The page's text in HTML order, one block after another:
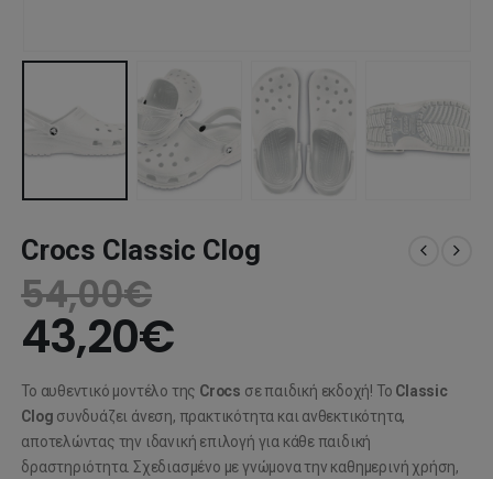
Crocs Classic Clog
54,00€
43,20€
Το αυθεντικό μοντέλο της Crocs σε παιδική εκδοχή! Το Classic
Clog συνδυάζει άνεση, πρακτικότητα και ανθεκτικότητα,
αποτελώντας την ιδανική επιλογή για κάθε παιδική
δραστηριότητα. Σχεδιασμένο με γνώμονα την καθημερινή χρήση,